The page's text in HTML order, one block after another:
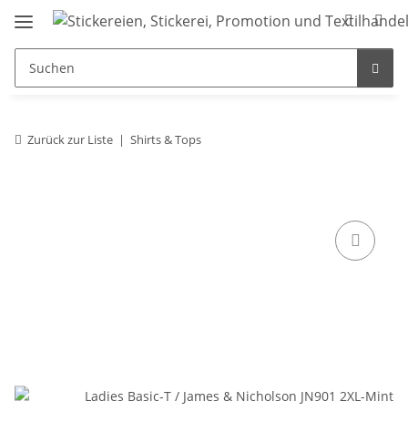
Zurück zur Liste Shirts & Tops